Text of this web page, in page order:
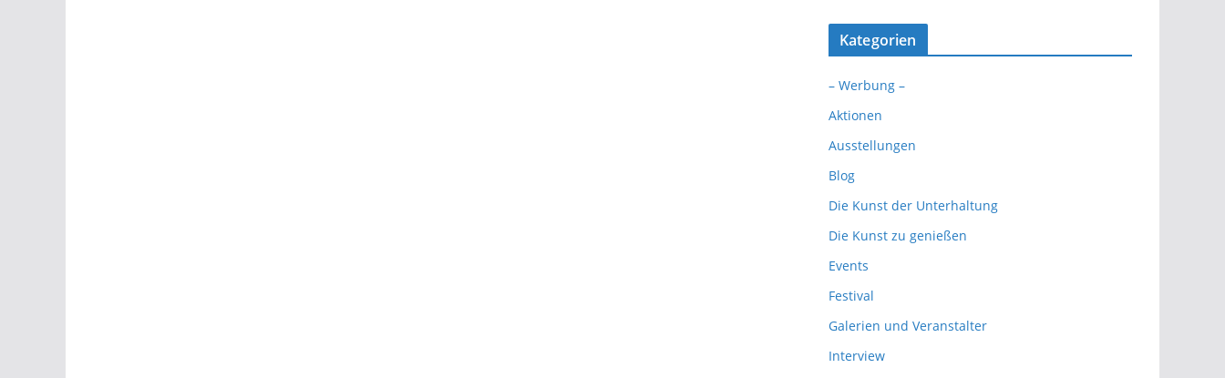
Kategorien
– Werbung –
Aktionen
Ausstellungen
Blog
Die Kunst der Unterhaltung
Die Kunst zu genießen
Events
Festival
Galerien und Veranstalter
Interview